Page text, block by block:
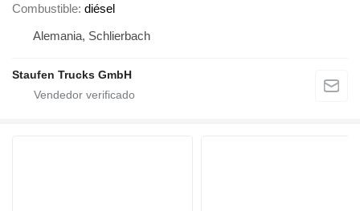
Combustible diésel
Alemania, Schlierbach
Staufen Trucks GmbH